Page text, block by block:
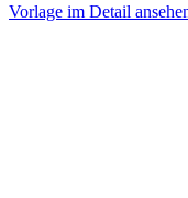
Vorlage im Detail